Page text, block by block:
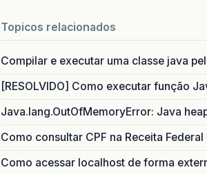
Topicos relacionados
Compilar e executar uma classe java
[RESOLVIDO] Como executar função
Java.lang.OutOfMemoryError: Java
Como consultar CPF na Receita
Como acessar localhost de forma